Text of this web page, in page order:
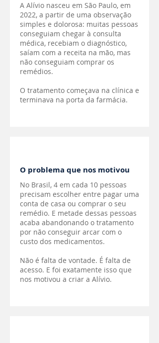
A Alívio nasceu em São Paulo, em
2022, a partir de uma observação
simples e dolorosa: muitas pessoas
conseguiam chegar à consulta
médica, recebiam o diagnóstico,
saíam com a receita na mão, mas
não conseguiam comprar os
remédios.
O tratamento começava na clínica e
terminava na porta da farmácia.
O problema que nos motivou
No Brasil, 4 em cada 10 pessoas
precisam escolher entre pagar uma
conta de casa ou comprar o seu
remédio. E metade dessas pessoas
acaba abandonando o tratamento
por não conseguir arcar com o
custo dos medicamentos.
Não é falta de vontade. É falta de
acesso. E foi exatamente isso que
nos motivou a criar a Alívio.